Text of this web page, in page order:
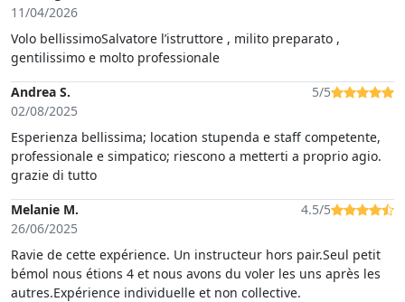
11/04/2026
Volo bellissimoSalvatore l’istruttore , milito preparato ,
gentilissimo e molto professionale
Andrea S.
02/08/2025
5/5
Esperienza bellissima; location stupenda e staff competente,
professionale e simpatico; riescono a metterti a proprio agio.
grazie di tutto
Melanie M.
26/06/2025
4.5/5
Ravie de cette expérience. Un instructeur hors pair.Seul petit
bémol nous étions 4 et nous avons du voler les uns après les
autres.Expérience individuelle et non collective.